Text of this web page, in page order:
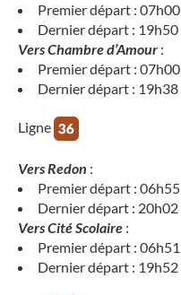
Premier départ : 07h00
Dernier départ : 19h50
Vers Chambre d’Amour :
Premier départ : 07h00
Dernier départ : 19h38
Ligne
Vers Redon :
Premier départ : 06h55
Dernier départ : 20h02
Vers Cité Scolaire :
Premier départ : 06h51
Dernier départ : 19h52